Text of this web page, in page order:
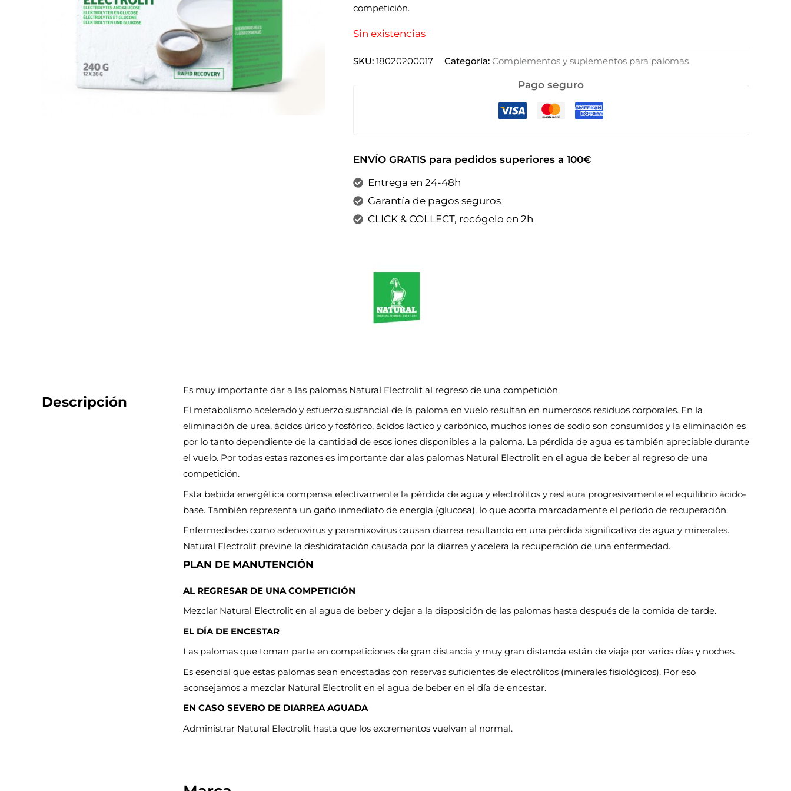
competición.
Sin existencias
SKU: 18020200017 Categoría: Complementos y suplementos para palomas
Pago seguro
ENVÍO GRATIS para pedidos superiores a 100€
Entrega en 24-48h
Garantía de pagos seguros
CLICK & COLLECT, recógelo en 2h
Descripción
Es muy importante dar a las palomas Natural Electrolit al regreso de una competición.
El metabolismo acelerado y esfuerzo sustancial de la paloma en vuelo resultan en numerosos residuos corporales. En la
eliminación de urea, ácidos úrico y fosfórico, ácidos láctico y carbónico, muchos iones de sodio son consumidos y la eliminación es
por lo tanto dependiente de la cantidad de esos iones disponibles a la paloma. La pérdida de agua es también apreciable durante
el vuelo. Por todas estas razones es importante dar alas palomas Natural Electrolit en el agua de beber al regreso de una
competición.
Esta bebida energética compensa efectivamente la pérdida de agua y electrólitos y restaura progresivamente el equilibrio ácido-
base. También representa un gaño inmediato de energía (glucosa), lo que acorta marcadamente el período de recuperación.
Enfermedades como adenovirus y paramixovirus causan diarrea resultando en una pérdida significativa de agua y minerales.
Natural Electrolit previne la deshidratación causada por la diarrea y acelera la recuperación de una enfermedad.
PLAN DE MANUTENCIÓN
AL REGRESAR DE UNA COMPETICIÓN
Mezclar Natural Electrolit en al agua de beber y dejar a la disposición de las palomas hasta después de la comida de tarde.
EL DÍA DE ENCESTAR
Las palomas que toman parte en competiciones de gran distancia y muy gran distancia están de viaje por varios días y noches.
Es esencial que estas palomas sean encestadas con reservas suficientes de electrólitos (minerales fisiológicos). Por eso
aconsejamos a mezclar Natural Electrolit en el agua de beber en el día de encestar.
EN CASO SEVERO DE DIARREA AGUADA
Administrar Natural Electrolit hasta que los excrementos vuelvan al normal.